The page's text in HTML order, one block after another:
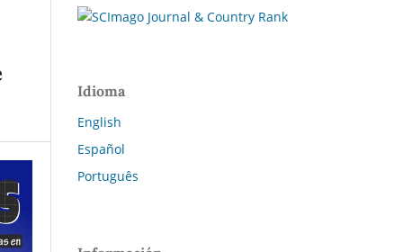
Idioma
English
Español
Português